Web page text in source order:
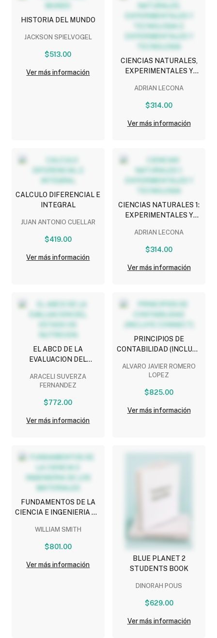
HISTORIA DEL MUNDO
JACKSON SPIELVOGEL
$513.00
Ver más información
CIENCIAS NATURALES,
EXPERIMENTALES Y
EXPERIMENTALES Y
TECNOLOGIA
ADRIAN LECONA
$314.00
Ver más información
CALCULO DIFERENCIAL E
INTEGRAL
JUAN ANTONIO CUELLAR
$419.00
Ver más información
CIENCIAS NATURALES 1:
EXPERIMENTALES Y
ADRIAN LECONA
$314.00
Ver más información
EL ABCD DE LA
EVALUACION DEL
ARACELI SUVERZA
FERNANDEZ
$772.00
Ver más información
PRINCIPIOS DE
CONTABILIDAD (INCLUYE
ALVARO JAVIER ROMERO
LOPEZ
$825.00
Ver más información
FUNDAMENTOS DE LA
CIENCIA E INGENIERIA DE
WILLIAM SMITH
$801.00
Ver más información
BLUE PLANET 2
STUDENTS BOOK
DINORAH POUS
$629.00
Ver más información